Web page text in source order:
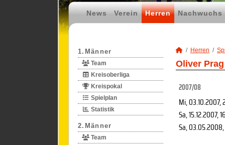
News Verein Herren Nachwuchs
1.Männer
Team
Kreisoberliga
Kreispokal
Spielplan
Statistik
2.Männer
Team
Herren
Oliver
2007/08
Mi, 03.10.2007,
Sa, 15.12.2007,
Sa, 03.05.2008